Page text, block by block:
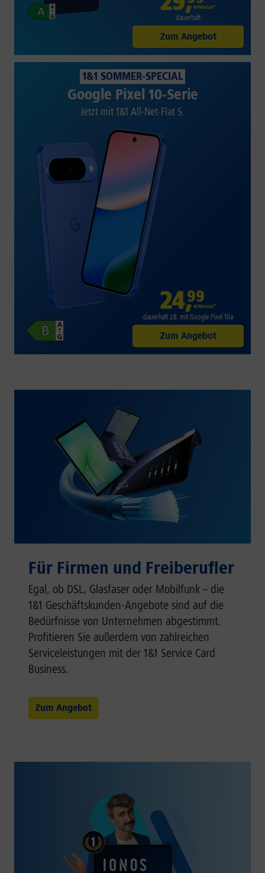
€/Monat*
dauerhaft
Zum Angebot
1&1 SOMMER-SPECIAL
Google Pixel 10-Serie
Jetzt mit 1&1 All-Net-Flat S.
24,99
€/Monat*
dauerhaft z.B. mit Google Pixel 10a
Zum Angebot
Für Firmen und Freiberufler
Egal, ob DSL, Glasfaser oder Mobilfunk – die
1&1 Geschäftskunden-Angebote sind auf die
Bedürfnisse von Unternehmen abgestimmt.
Profitieren Sie außerdem von zahlreichen
Serviceleistungen mit der 1&1 Service Card
Business.
Zum Angebot